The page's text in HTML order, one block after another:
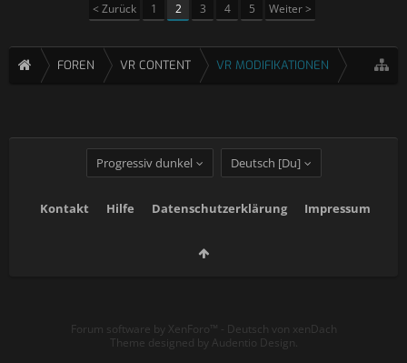
< Zurück
1 2 3 4 5 Weiter >
FOREN VR CONTENT VR MODIFIKATIONEN
Progressiv dunkel Deutsch [Du]
Kontakt Hilfe Datenschutzerklärung Impressum
Forum software by XenForo™ - Deutsch von xenDach
Theme designed by Audentio Design.